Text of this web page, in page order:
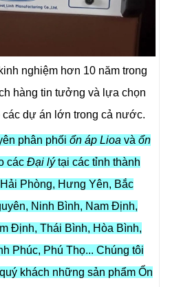
nghiệm hơn 10 năm trong
hàng tin tưởng và lựa chọn
các dự án lớn trong cả nước.
phân phối ổn áp Lioa và ổn
các Đại lýtại các tỉnh thành
Phòng, Hưng Yên, Bắc
Ninh Bình, Nam Định,
Định, Thái Bình, Hòa Bình,
Phúc, Phú Thọ... Chúng tôi
khách những sản phẩm Ổn